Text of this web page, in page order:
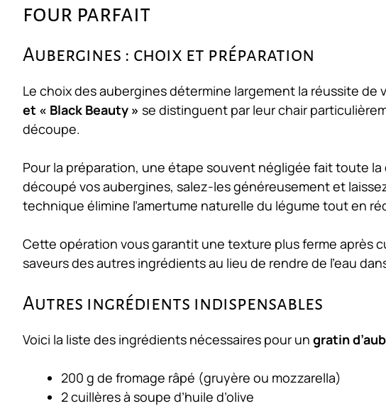
four parfait
Aubergines : choix et préparation
Le choix des aubergines détermine largement la réussite de
et « Black Beauty » se distinguent par leur chair
découpe.
Pour la préparation, une étape souvent négligée fait toute
découpé vos aubergines, salez-les généreusement et
technique élimine l’amertume naturelle du légume tout en
Cette opération vous garantit une texture plus ferme après
saveurs des autres ingrédients au lieu de rendre de l’eau
Autres ingrédients indispensables
Voici la liste des ingrédients nécessaires pour un gratin
200 g de fromage râpé (gruyère ou mozzarella)
2 cuillères à soupe d’huile d’olive